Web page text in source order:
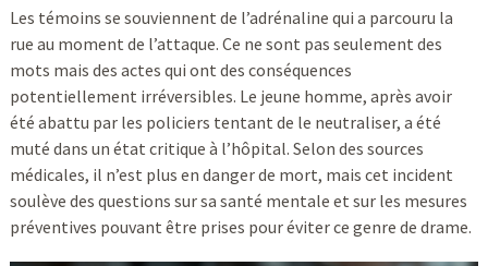
Les témoins se souviennent de l’adrénaline qui a parcouru la
rue au moment de l’attaque. Ce ne sont pas seulement des
mots mais des actes qui ont des conséquences
potentiellement irréversibles. Le jeune homme, après avoir
été abattu par les policiers tentant de le neutraliser, a été
muté dans un état critique à l’hôpital. Selon des sources
médicales, il n’est plus en danger de mort, mais cet incident
soulève des questions sur sa santé mentale et sur les mesures
préventives pouvant être prises pour éviter ce genre de drame.